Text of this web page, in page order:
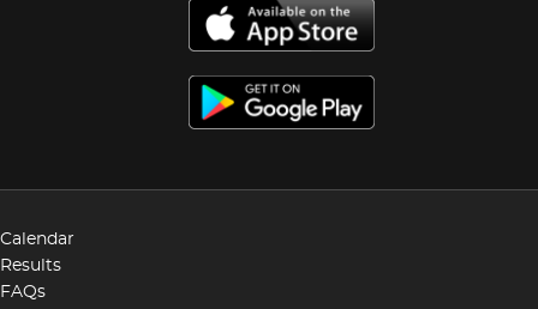
Calendar
Results
FAQs